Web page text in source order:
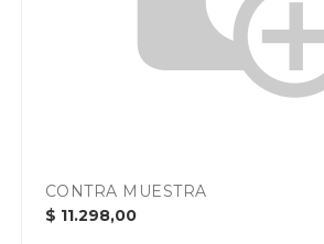
CONTRA MUESTRA
$ 11.298,00